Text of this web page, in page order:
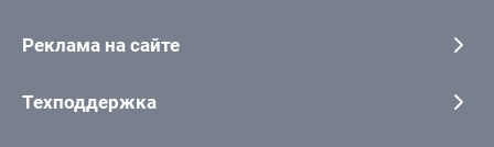
Реклама на сайте
Техподдержка